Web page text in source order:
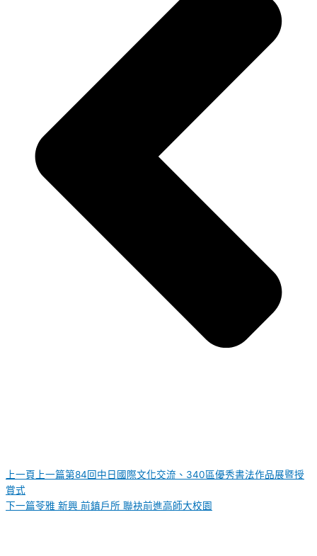
上一頁 上一篇第84回中日國際文化交流、340區優秀書法作品展暨授
賞式
下一篇苓雅 新興 前鎮戶所 聯袂前進高師大校園